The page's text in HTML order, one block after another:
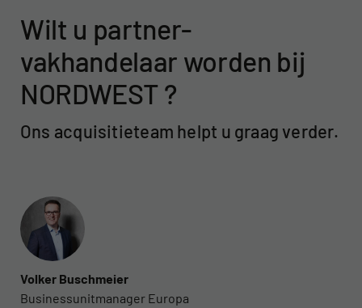
Wilt u partner-
vakhandelaar worden bij
NORDWEST ?
Ons acquisitieteam helpt u graag verder.
Volker Buschmeier
Businessunitmanager Europa